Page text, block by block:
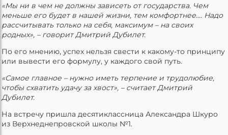
«Мы ни в чем не должны зависеть от государства. Чем
меньше его будет в нашей жизни, тем комфортнее.... Надо
рассчитывать только на себя, максимум – на своих
родных», – говорит Дмитрий Дубилет.
По его мнению, успех нельзя свести к какому-то принципу
или вывести его формулу, у каждого свой путь.
«Самое главное – нужно иметь терпение и трудолюбие,
чтобы схватить удачу за хвост», – считает Дмитрий
Дубилет.
На встречу пришла десятиклассница Александра Шкуро
из Верхнеднепровской школы №1.